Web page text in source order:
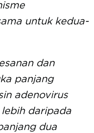
untuk kedua-
dan
panjang
adenovirus
daripada
dua